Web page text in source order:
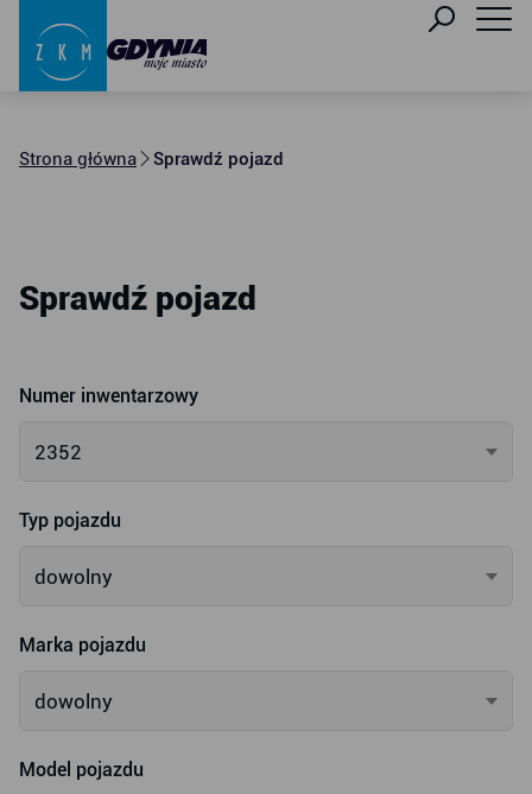
Strona główna Sprawdź pojazd
Sprawdź pojazd
Numer inwentarzowy
2352
Typ pojazdu
dowolny
Marka pojazdu
dowolny
Model pojazdu